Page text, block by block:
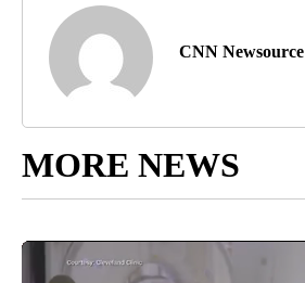
CNN Newsource
MORE NEWS